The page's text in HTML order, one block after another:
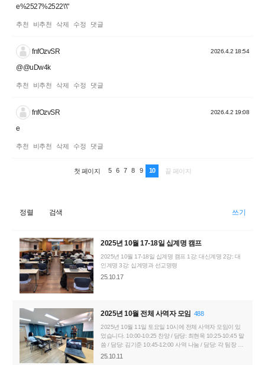
e%2527%2522\'\"
추천 비추천 삭제 수정 댓글
fnfOzvSR 2026.4.2 18:54
@@uDw4k
추천 비추천 삭제 수정 댓글
fnfOzvSR 2026.4.2 19:08
e
추천 비추천 삭제 수정 댓글
첫 페이지 5 6 7 8 9 10 끝 페이지
정렬 검색 쓰기
2025년 10월 17-18일 십계명 캠프
2025년 10월 17-18일 십계명 캠프 1강: 대신계명 2강: 대
인계명 3강: 십계명과 선교명령
25.10.17
2025년 10월 전체 사역자 모임 488
2025년 10월 11일 토요일 10시에 전체 사역자 모임이 있
었습니다. 10:00-10:25 찬양 / 담당: 최현욱 10:25-10:45 말
씀 / 담당: 김기준 10:45-12:00 사역 나눔 / 담당: 각 팀장 현
장 참석: 김기준, 최현욱, 이보라, 전용우, 신지운, 강지원 화
25.10.11